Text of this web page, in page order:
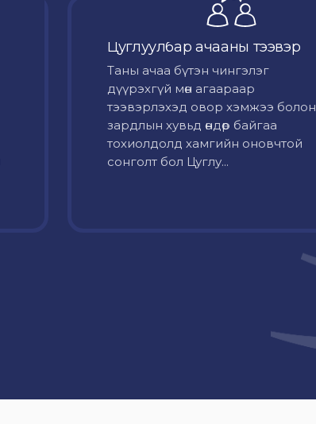
Цуглуулбар ачааны тээвэр
Таны ачаа бүтэн чингэлэг
дүүрэхгүй мөн агаараар
тээвэрлэхэд овор хэмжээ болон
зардлын хувьд өндөр байгаа
тохиолдолд хамгийн оновчтой
сонголт бол Цуглу...